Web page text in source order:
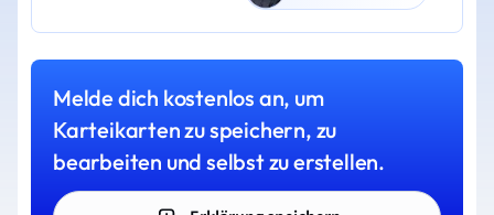
Melde dich kostenlos an, um
Karteikarten zu speichern, zu
bearbeiten und selbst zu erstellen.